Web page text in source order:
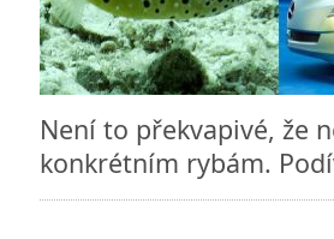
Není to překvapivé, že
konkrétním rybám.